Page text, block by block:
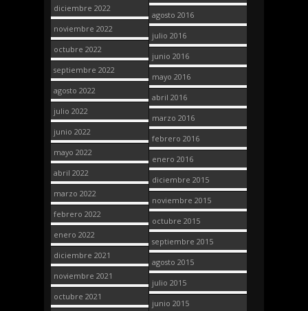
diciembre 2022
noviembre 2022
octubre 2022
septiembre 2022
agosto 2022
julio 2022
junio 2022
mayo 2022
abril 2022
marzo 2022
febrero 2022
enero 2022
diciembre 2021
noviembre 2021
octubre 2021
agosto 2016
julio 2016
junio 2016
mayo 2016
abril 2016
marzo 2016
febrero 2016
enero 2016
diciembre 2015
noviembre 2015
octubre 2015
septiembre 2015
agosto 2015
julio 2015
junio 2015